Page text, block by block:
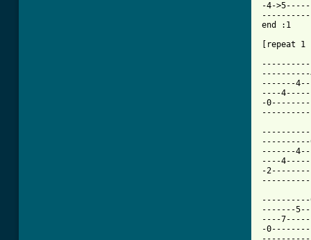
-4-
end :1
[repeat
-------
----
-
-------
----
-
----------
-------
----
-